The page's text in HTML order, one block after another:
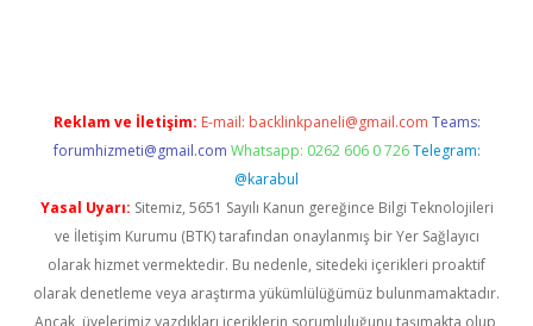
Reklam ve İletişim: E-mail: backlinkpaneli@gmail.com Teams:
forumhizmeti@gmail.com Whatsapp: 0262 606 0 726 Telegram:
@karabul
Yasal Uyarı: Sitemiz, 5651 Sayılı Kanun gereğince Bilgi Teknolojileri
ve İletişim Kurumu (BTK) tarafından onaylanmış bir Yer Sağlayıcı
olarak hizmet vermektedir. Bu nedenle, sitedeki içerikleri proaktif
olarak denetleme veya araştırma yükümlülüğümüz bulunmamaktadır.
Ancak, üyelerimiz yazdıkları içeriklerin sorumluluğunu taşımakta olup,